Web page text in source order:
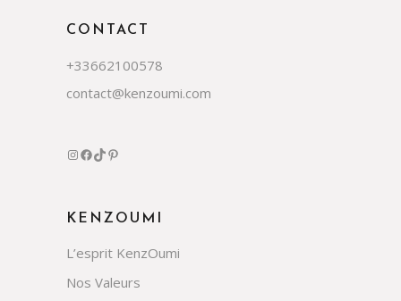
CONTACT
+33662100578
contact@kenzoumi.com
KENZOUMI
L’esprit KenzOumi
Nos Valeurs